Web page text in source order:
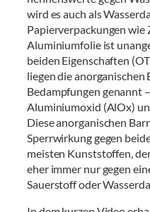
wird es auch als
Papierverpackungen wie
Aluminiumfolie ist
beiden Eigenschaften
liegen die anorganischen
Bedampfungen genannt
Aluminiumoxid (AlOx)
Diese anorganischen
Sperrwirkung gegen
meisten Kunststoffen,
eher immer nur gegen
Sauerstoff oder